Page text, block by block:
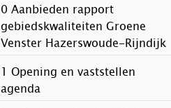
0 Aanbieden rapport
gebiedskwaliteiten Groene
Venster Hazerswoude-Rijndijk
1 Opening en vaststellen
agenda